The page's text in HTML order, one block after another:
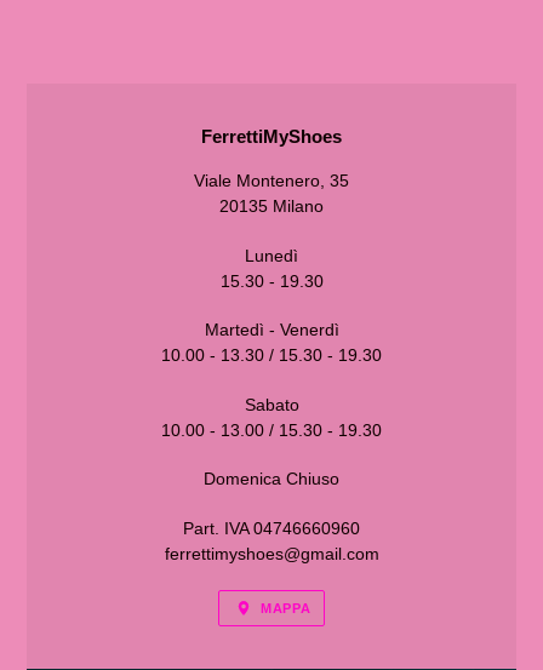
POSIZIONE
FerrettiMyShoes
Viale Montenero, 35
20135 Milano
Lunedì
15.30 - 19.30
Martedì - Venerdì
10.00 - 13.30 / 15.30 - 19.30
Sabato
10.00 - 13.00 / 15.30 - 19.30
Domenica Chiuso
Part. IVA 04746660960
ferrettimyshoes@gmail.com
MAPPA